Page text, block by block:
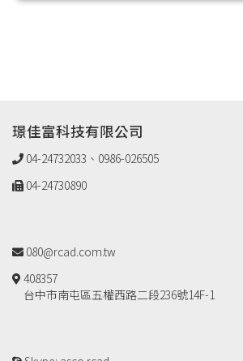
璟佳富科技有限公司
04-24732033、0986-026505
04-24730890
080@rcad.com.tw
408357
台中市南屯區五權西路二段236號14F-1